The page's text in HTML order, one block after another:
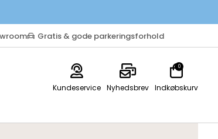
Gratis & gode parkeringsforhold
Kundeservice Nyhedsbrev Indkøbskurv
0